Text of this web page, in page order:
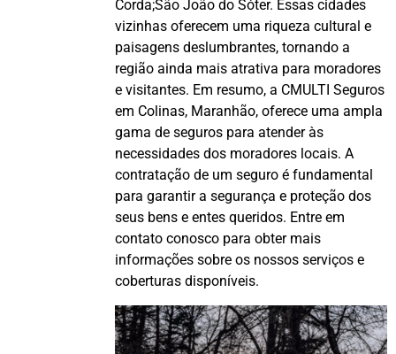
Corda;São João do Sóter. Essas cidades
vizinhas oferecem uma riqueza cultural e
paisagens deslumbrantes, tornando a
região ainda mais atrativa para moradores
e visitantes. Em resumo, a CMULTI Seguros
em Colinas, Maranhão, oferece uma ampla
gama de seguros para atender às
necessidades dos moradores locais. A
contratação de um seguro é fundamental
para garantir a segurança e proteção dos
seus bens e entes queridos. Entre em
contato conosco para obter mais
informações sobre os nossos serviços e
coberturas disponíveis.